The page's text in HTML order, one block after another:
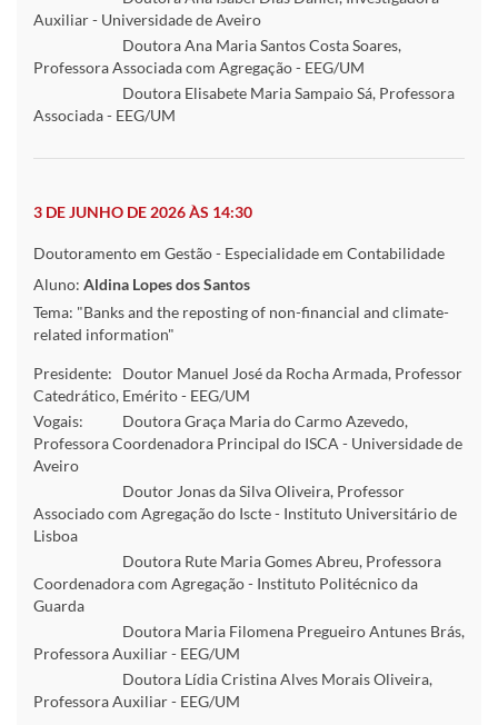
Auxiliar - Universidade de Aveiro
Doutora Ana Maria Santos Costa Soares,
Professora Associada com Agregação - EEG/UM
Doutora Elisabete Maria Sampaio Sá, Professora
Associada - EEG/UM
3 DE JUNHO DE 2026 ÀS 14:30
Doutoramento em Gestão - Especialidade em Contabilidade
Aluno: Aldina Lopes dos Santos
Tema: "Banks and the reposting of non-financial and climate-
related information"
Presidente:
Doutor Manuel José da Rocha Armada, Professor
Catedrático, Emérito - EEG/UM
Vogais:
Doutora Graça Maria do Carmo Azevedo,
Professora Coordenadora Principal do ISCA - Universidade de
Aveiro
Doutor Jonas da Silva Oliveira, Professor
Associado com Agregação do Iscte - Instituto Universitário de
Lisboa
Doutora Rute Maria Gomes Abreu, Professora
Coordenadora com Agregação - Instituto Politécnico da
Guarda
Doutora Maria Filomena Pregueiro Antunes Brás,
Professora Auxiliar - EEG/UM
Doutora Lídia Cristina Alves Morais Oliveira,
Professora Auxiliar - EEG/UM